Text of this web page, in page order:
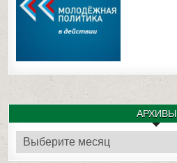
АРХИВЫ
Архивы